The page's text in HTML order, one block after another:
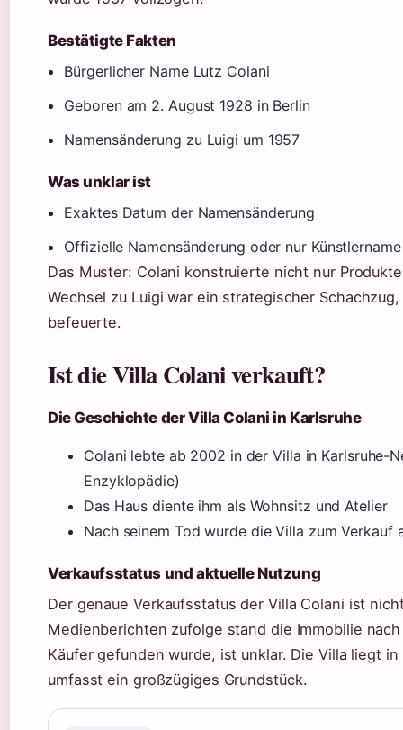
Bestätigte Fakten
Bürgerlicher Name Lutz Colani
Geboren am 2. August 1928 in Berlin
Namensänderung zu Luigi um 1957
Was unklar ist
Exaktes Datum der Namensänderung
Offizielle Namensänderung oder nur Künstlername
Das Muster: Colani konstruierte nicht nur
Wechsel zu Luigi war ein strategischer
befeuerte.
Ist die Villa Colani verkauft?
Die Geschichte der Villa Colani in Karlsruhe
Colani lebte ab 2002 in der Villa in Karlsruhe-
Enzyklopädie)
Das Haus diente ihm als Wohnsitz und Atelier
Nach seinem Tod wurde die Villa zum Verkauf
Verkaufsstatus und aktuelle Nutzung
Der genaue Verkaufsstatus der Villa Colani ist
Medienberichten zufolge stand die Immobilie
Käufer gefunden wurde, ist unklar. Die Villa liegt
umfasst ein großzügiges Grundstück.